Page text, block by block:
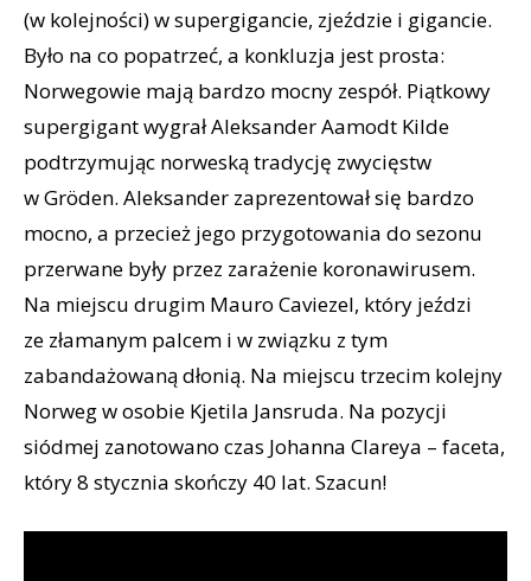
(w kolejności) w supergigancie, zjeździe i gigancie.
Było na co popatrzeć, a konkluzja jest prosta:
Norwegowie mają bardzo mocny zespół. Piątkowy
supergigant wygrał Aleksander Aamodt Kilde
podtrzymując norweską tradycję zwycięstw
w Gröden. Aleksander zaprezentował się bardzo
mocno, a przecież jego przygotowania do sezonu
przerwane były przez zarażenie koronawirusem.
Na miejscu drugim Mauro Caviezel, który jeździ
ze złamanym palcem i w związku z tym
zabandażowaną dłonią. Na miejscu trzecim kolejny
Norweg w osobie Kjetila Jansruda. Na pozycji
siódmej zanotowano czas Johanna Clareya – faceta,
który 8 stycznia skończy 40 lat. Szacun!